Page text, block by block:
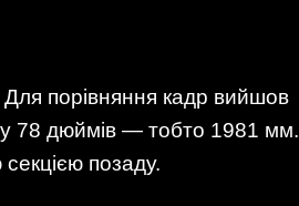
порівняння кадр вийшов
78 дюймів — тобто 1981 мм.
позаду.